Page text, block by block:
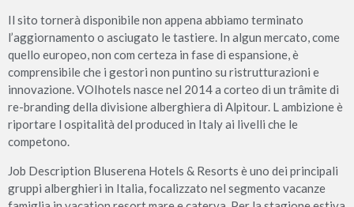
Il sito tornerà disponibile non appena abbiamo terminato
l’aggiornamento o asciugato le tastiere. In algun mercato, come
quello europeo, non com certeza in fase di espansione, è
comprensibile che i gestori non puntino su ristrutturazioni e
innovazione. VOIhotels nasce nel 2014 a corteo di un trâmite di
re-branding della divisione alberghiera di Alpitour. L ambizione è
riportare l ospitalità del produced in Italy ai livelli che le
competono.
Job Description Bluserena Hotels & Resorts è uno dei principali
gruppi alberghieri in Italia, focalizzato nel segmento vacanze